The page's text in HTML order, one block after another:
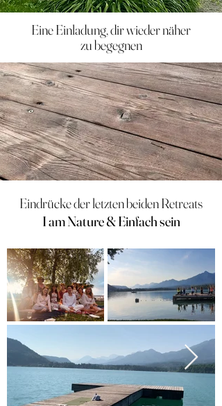
Eine Einladung, dir wieder näher
zu begegnen
Eindrücke der letzten beiden Retreats
I am Nature & Einfach sein